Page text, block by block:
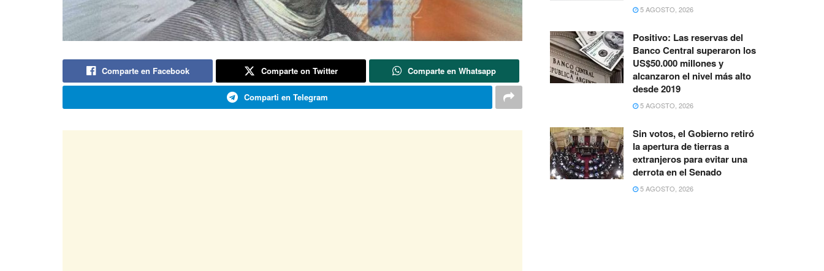
Comparte en Facebook Comparte on Twitter Comparte en Whatsapp
Comparti en Telegram
5 AGOSTO, 2026
Positivo: Las reservas del
Banco Central superaron los
US$50.000 millones y
alcanzaron el nivel más alto
desde 2019
5 AGOSTO, 2026
Sin votos, el Gobierno retiró
la apertura de tierras a
extranjeros para evitar una
derrota en el Senado
5 AGOSTO, 2026